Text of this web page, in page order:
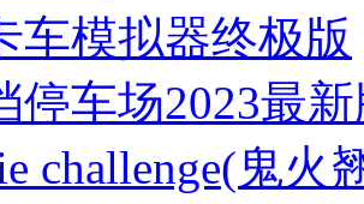
车模拟器终极版
停车场2023最
challenge(鬼火